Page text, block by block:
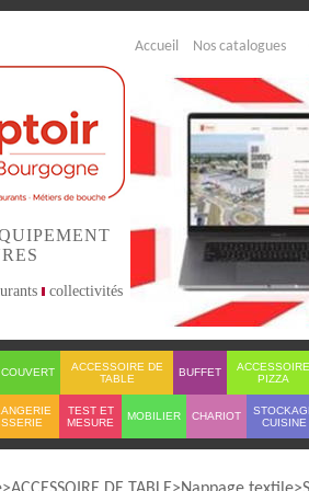
Accueil Nos catalogues
collectivités
COUVERT
ACCESSOIRE DE
TABLE
BUFFET
ACCESSOIRE
PIZZA
TEST ET
MESURE
MOBILIER CHARIOT
CUISINE